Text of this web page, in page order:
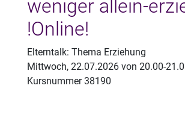
weniger allein-
!Online!
Elterntalk: Thema Erziehung
Mittwoch, 22.07.2026 von 20.00-
Kursnummer 38190